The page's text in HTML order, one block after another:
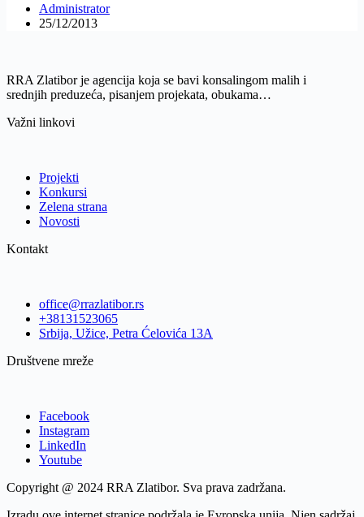
Administrator
25/12/2013
RRA Zlatibor je agencija koja se bavi konsalingom malih i
srednjih preduzeća, pisanjem projekata, obukama…
Važni linkovi
Projekti
Konkursi
Zelena strana
Novosti
Kontakt
office@rrazlatibor.rs
+38131523065
Srbija, Užice, Petra Ćelovića 13A
Društvene mreže
Facebook
Instagram
LinkedIn
Youtube
Copyright @ 2024 RRA Zlatibor. Sva prava zadržana.